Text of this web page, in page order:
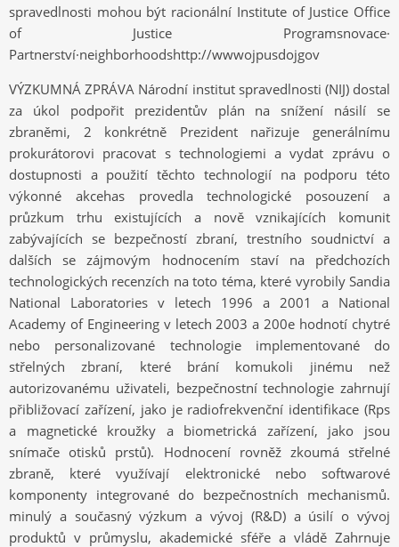
spravedlnosti mohou být racionální Institute of Justice Office
of Justice Programsnovace·
Partnerství·neighborhoodshttp://wwwojpusdojgov
VÝZKUMNÁ ZPRÁVA Národní institut spravedlnosti (NIJ) dostal
za úkol podpořit prezidentův plán na snížení násilí se
zbraněmi, 2 konkrétně Prezident nařizuje generálnímu
prokurátorovi pracovat s technologiemi a vydat zprávu o
dostupnosti a použití těchto technologií na podporu této
výkonné akcehas provedla technologické posouzení a
průzkum trhu existujících a nově vznikajících komunit
zabývajících se bezpečností zbraní, trestního soudnictví a
dalších se zájmovým hodnocením staví na předchozích
technologických recenzích na toto téma, které vyrobily Sandia
National Laboratories v letech 1996 a 2001 a National
Academy of Engineering v letech 2003 a 200e hodnotí chytré
nebo personalizované technologie implementované do
střelných zbraní, které brání komukoli jinému než
autorizovanému uživateli, bezpečnostní technologie zahrnují
přibližovací zařízení, jako je radiofrekvenční identifikace (Rps
a magnetické kroužky a biometrická zařízení, jako jsou
snímače otisků prstů). Hodnocení rovněž zkoumá střelné
zbraně, které využívají elektronické nebo softwarové
komponenty integrované do bezpečnostních mechanismů.
minulý a současný výzkum a vývoj (R&D) a úsilí o vývoj
produktů v průmyslu, akademické sféře a vládě Zahrnuje